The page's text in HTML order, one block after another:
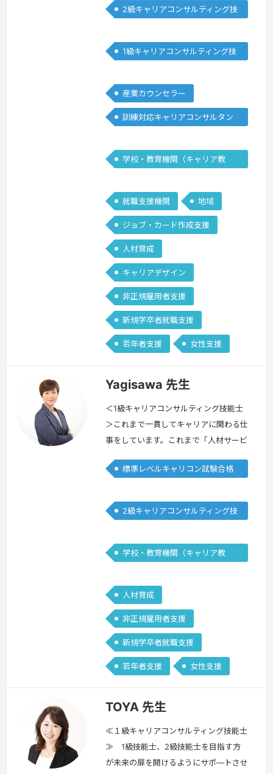
ャリア支援やキャリア資格に関する講師
需給調整と教育領域、女性（育児と仕事
2級キャリアコンサルティング技
1級キャリアコンサルティング技
産業カウンセラー
訓練対応キャリアコンサルタン
学校・教育機関（キャリア教
就職支援機関 地域
ジョブ・カード作成支援
人材育成
キャリアデザイン
非正規雇用者支援
新規学卒者就職支援
若年者支援 女性支援
Yagisawa 先生
＜1級キャリアコンサルティング技能士
＞これまで一貫してキャリアに関わる仕
事をしています。これまで「人材サービ
ロー」「大手関連会社での人事部にて従
アセンターでの学生の就職活動支援（現
在も就業中です）」を主に経験してきま
生の多くを占めているから、この時間が
標準レベルキャリコン試験合格
2級キャリアコンサルティング技
学校・教育機関（キャリア教
人材育成
非正規雇用者支援
新規学卒者就職支援
若年者支援 女性支援
TOYA 先生
≪１級キャリアコンサルティング技能士
≫ 1級技能士、2級技能士を目指す方
が未来の扉を開けるようにサポ―トさせ